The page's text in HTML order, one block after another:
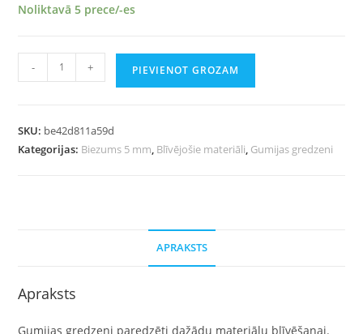
Noliktavā 5 prece/-es
- + PIEVIENOT GROZAM
SKU: be42d811a59d
Kategorijas: Biezums 5 mm, Blīvējošie materiāli, Gumijas gredzeni
APRAKSTS
Apraksts
Gumijas gredzeni paredzēti dažādu materiālu blīvēšanai.